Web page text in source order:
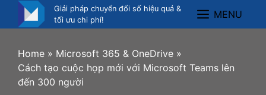
Giải pháp chuyển đổi số hiệu quả &
tối ưu chi phí!
Menu
MENU
Home » Microsoft 365 & OneDrive »
Cách tạo cuộc họp mới với Microsoft Teams lên
đến 300 người